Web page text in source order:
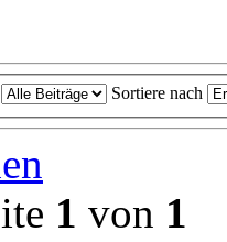
Sortiere nach
1 von 1